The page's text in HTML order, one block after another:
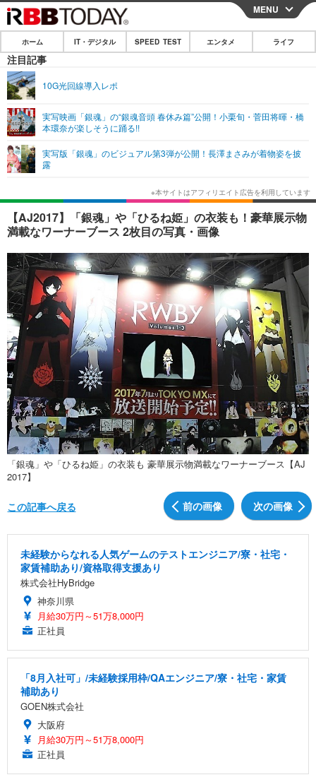
CLOSE
ホーム
IT・デジタル
ネタ
ショッピング その他
SPEED TEST
エンタメ
韓国・芸能
音楽 スポーツ
ショッピング その他
ライフ
ライフTOP グルメ
ペット ショッピング
その他
リリース一覧
プッシュ通知の停止方法
MENU
ホーム IT・デジタル SPEED TEST エンタメ ライフ
注目記事
10G光回線導入レポ
実写映画「銀魂」の“銀魂音頭 春休み篇”公開！小栗旬・菅田将暉・橋
本環奈が楽しそうに踊る!!
実写版「銀魂」のビジュアル第3弾が公開！長澤まさみが着物姿を披
露
【AJ2017】「銀魂」や「ひるね姫」の衣装も！豪華展示物
満載なワーナーブース 2枚目の写真・画像
「銀魂」や「ひるね姫」の衣装も 豪華展示物満載なワーナーブース【AJ
2017】
前の画像 次の画像
この記事へ戻る
未経験からなれる人気ゲームのテストエンジニア/寮・社宅・
家賃補助あり/資格取得支援あり
株式会社HyBridge
神奈川県
月給30万円～51万8,000円
正社員
「8月入社可」/未経験採用枠/QAエンジニア/寮・社宅・家賃
補助あり
GOEN株式会社
大阪府
月給30万円～51万8,000円
正社員